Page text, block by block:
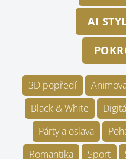
AI
3D popředí
Black & White
Párty a oslava
Romantika
Sport